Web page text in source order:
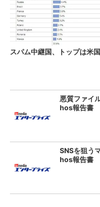
スパム中継国、トップは米国
悪質ファイ
hos報告書
SNSを狙う
hos報告書